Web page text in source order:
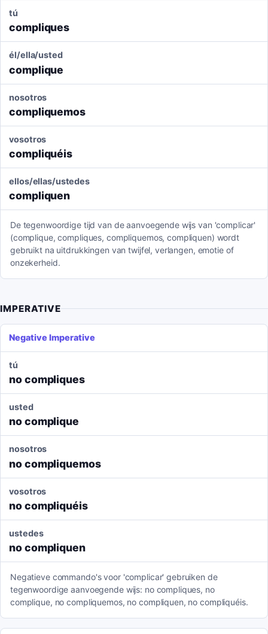
tú
compliques
él/ella/usted
complique
nosotros
compliquemos
vosotros
compliquéis
ellos/ellas/ustedes
compliquen
De tegenwoordige tijd van de aanvoegende wijs van 'complicar'
(complique, compliques, compliquemos, compliquen) wordt
gebruikt na uitdrukkingen van twijfel, verlangen, emotie of
onzekerheid.
IMPERATIVE
Negative Imperative
tú
no compliques
usted
no complique
nosotros
no compliquemos
vosotros
no compliquéis
ustedes
no compliquen
Negatieve commando's voor 'complicar' gebruiken de
tegenwoordige aanvoegende wijs: no compliques, no
complique, no compliquemos, no compliquen, no compliquéis.